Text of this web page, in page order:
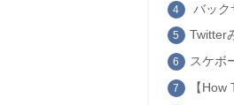
バック
Twitter
スケボ
【